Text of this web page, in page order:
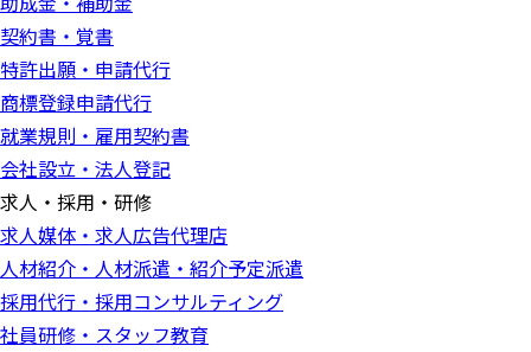
契約書・覚書
特許出願・申請代行
商標登録申請代行
就業規則・雇用契約書
会社設立・法人登記
求人・採用・研修
求人媒体・求人広告代理店
人材紹介・人材派遣・紹介予定派遣
採用代行・採用コンサルティング
社員研修・スタッフ教育